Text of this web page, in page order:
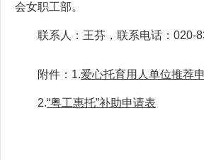
会女职工部。
联系人：王芬，联系电话：020-
附件：1.爱心托育用人单位推荐
2.“粤工惠托”补助申请表